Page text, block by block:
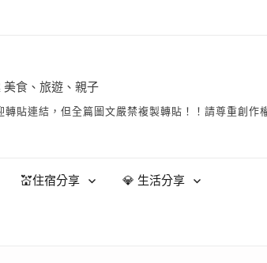
連結，但全篇圖文嚴禁複製轉貼！！請尊重創作
💒住宿分享 💎 生活分享